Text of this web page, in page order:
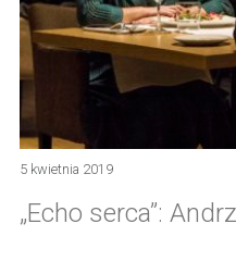
5 kwietnia 2019
„Echo serca”: